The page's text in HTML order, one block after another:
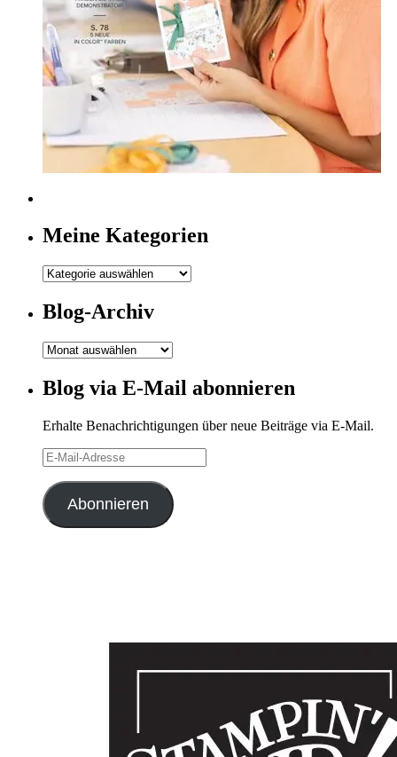
Meine Kategorien
Meine
Blog-Archiv
Blog-
Blog via E-Mail abonnieren
Erhalte Benachrichtigungen über neue Beiträge via E-Mail.
E-
Mail-
Adresse
Abonnieren